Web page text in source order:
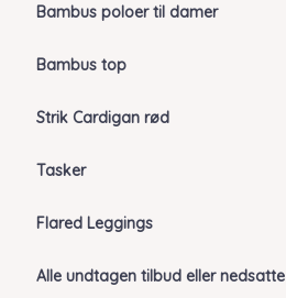
Bambus poloer til damer
Bambus top
Strik Cardigan rød
Tasker
Flared Leggings
Alle undtagen tilbud eller nedsatte